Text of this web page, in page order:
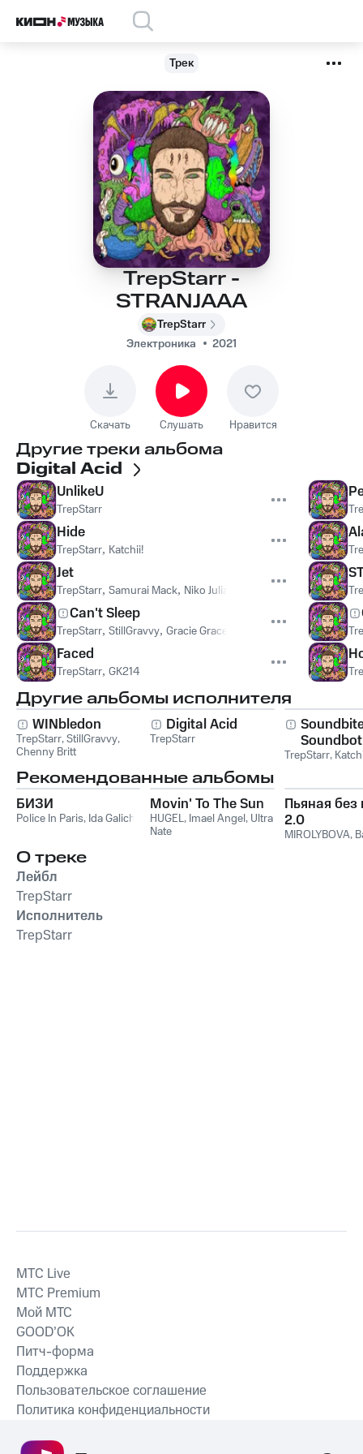
Трек
TrepStarr -
STRANJAAA
TrepStarr
Электроника
2021
Скачать Слушать Нравится
Другие треки альбома
Digital Acid
UnlikeU
TrepStarr
Hide
TrepStarr, Katchii!
Jet
TrepStarr, Samurai Mack, Niko Juliano
Can't Sleep
TrepStarr, StillGravvy, Gracie Grace
Faced
TrepStarr, GK214
Другие альбомы исполнителя
WINbledon
TrepStarr,StillGravvy,
Chenny Britt
Digital Acid
TrepStarr
Soundbot
TrepStarr,
Рекомендованные альбомы
БИЗИ
Police In Paris, Ida Galich
Movin' To The Sun
HUGEL, Imael Angel, Ultra
Nate
Пьяная без
2.0
MIROLYBOVA,
О треке
Лейбл
TrepStarr
Исполнитель
TrepStarr
MTС Live
MTС Premium
Мой МТС
GOOD’OK
Питч-форма
Поддержка
Пользовательское соглашение
Политика конфиденциальности